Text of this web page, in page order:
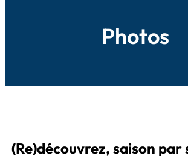
Photos
(Re)découvrez, saison par